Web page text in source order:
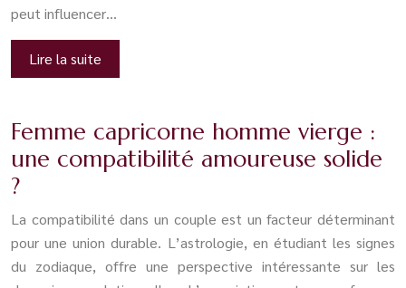
peut influencer…
Lire la suite
Femme capricorne homme vierge :
une compatibilité amoureuse solide
?
La compatibilité dans un couple est un facteur déterminant
pour une union durable. L’astrologie, en étudiant les signes
du zodiaque, offre une perspective intéressante sur les